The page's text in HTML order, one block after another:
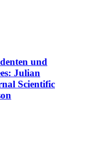
und
Julian
Scientific